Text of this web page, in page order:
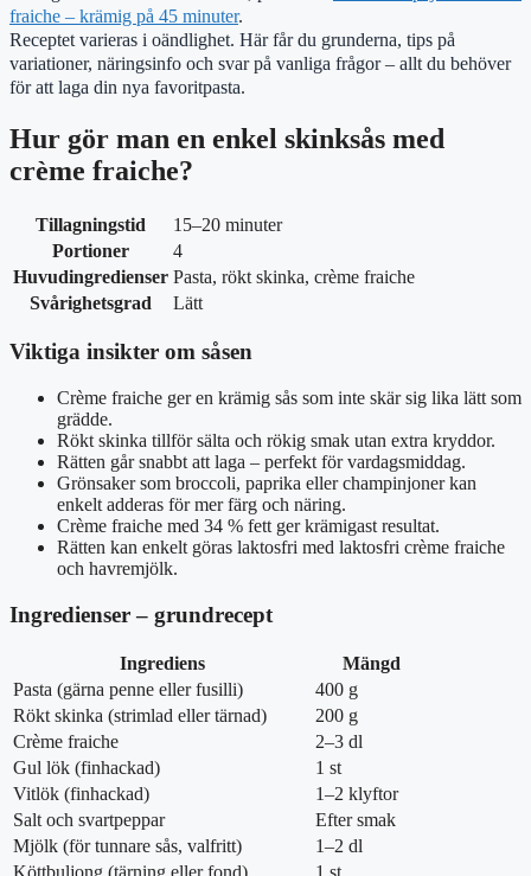
fraiche – krämig på 45 minuter.
Receptet varieras i oändlighet. Här får du grunderna, tips på
variationer, näringsinfo och svar på vanliga frågor – allt du behöver
för att laga din nya favoritpasta.
Hur gör man en enkel skinksås med
crème fraiche?
Tillagningstid
15–20 minuter
Portioner
4
Huvudingredienser Pasta, rökt skinka, crème fraiche
Svårighetsgrad
Lätt
Viktiga insikter om såsen
Crème fraiche ger en krämig sås som inte skär sig lika lätt som
grädde.
Rökt skinka tillför sälta och rökig smak utan extra kryddor.
Rätten går snabbt att laga – perfekt för vardagsmiddag.
Grönsaker som broccoli, paprika eller champinjoner kan
enkelt adderas för mer färg och näring.
Crème fraiche med 34 % fett ger krämigast resultat.
Rätten kan enkelt göras laktosfri med laktosfri crème fraiche
och havremjölk.
Ingredienser – grundrecept
Ingrediens
Mängd
Pasta (gärna penne eller fusilli)
400 g
Rökt skinka (strimlad eller tärnad)
200 g
Crème fraiche
2–3 dl
Gul lök (finhackad)
1 st
Vitlök (finhackad)
1–2 klyftor
Salt och svartpeppar
Efter smak
Mjölk (för tunnare sås, valfritt)
1–2 dl